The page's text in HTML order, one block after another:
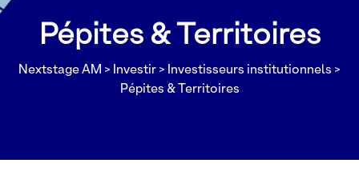
Pépites & Territoires
Nextstage AM > Investir > Investisseurs institutionnels >
Pépites & Territoires